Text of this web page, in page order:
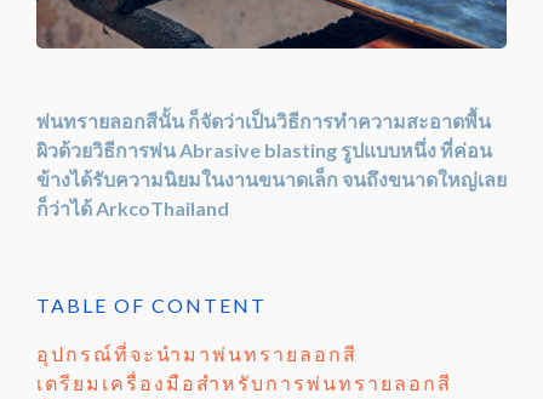
พ่นทรายลอกสีนั้น ก็จัดว่าเป็นวิธีการทำความสะอาดพื้น
ผิวด้วยวิธีการพ่น Abrasive blasting รูปแบบหนึ่ง ที่ค่อน
ข้างได้รับความนิยมในงานขนาดเล็ก จนถึงขนาดใหญ่เลย
ก็ว่าได้ ArkcoThailand
TABLE OF CONTENT
อุปกรณ์ที่จะนำมาพ่นทรายลอกสี
เตรียมเครื่องมือสำหรับการพ่นทรายลอกสี